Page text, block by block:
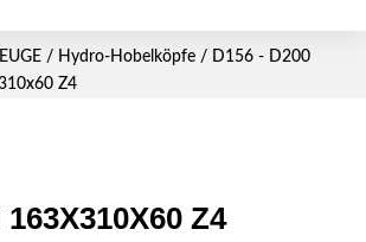
/ Hydro-Hobelköpfe/ D156 - D200
Z4
Z4